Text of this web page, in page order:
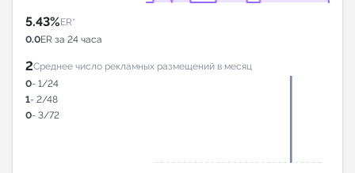
5.43%ER*
0.0ER за 24 часа
2Среднее число рекламных размещений в месяц
0- 1/24
1- 2/48
0- 3/72